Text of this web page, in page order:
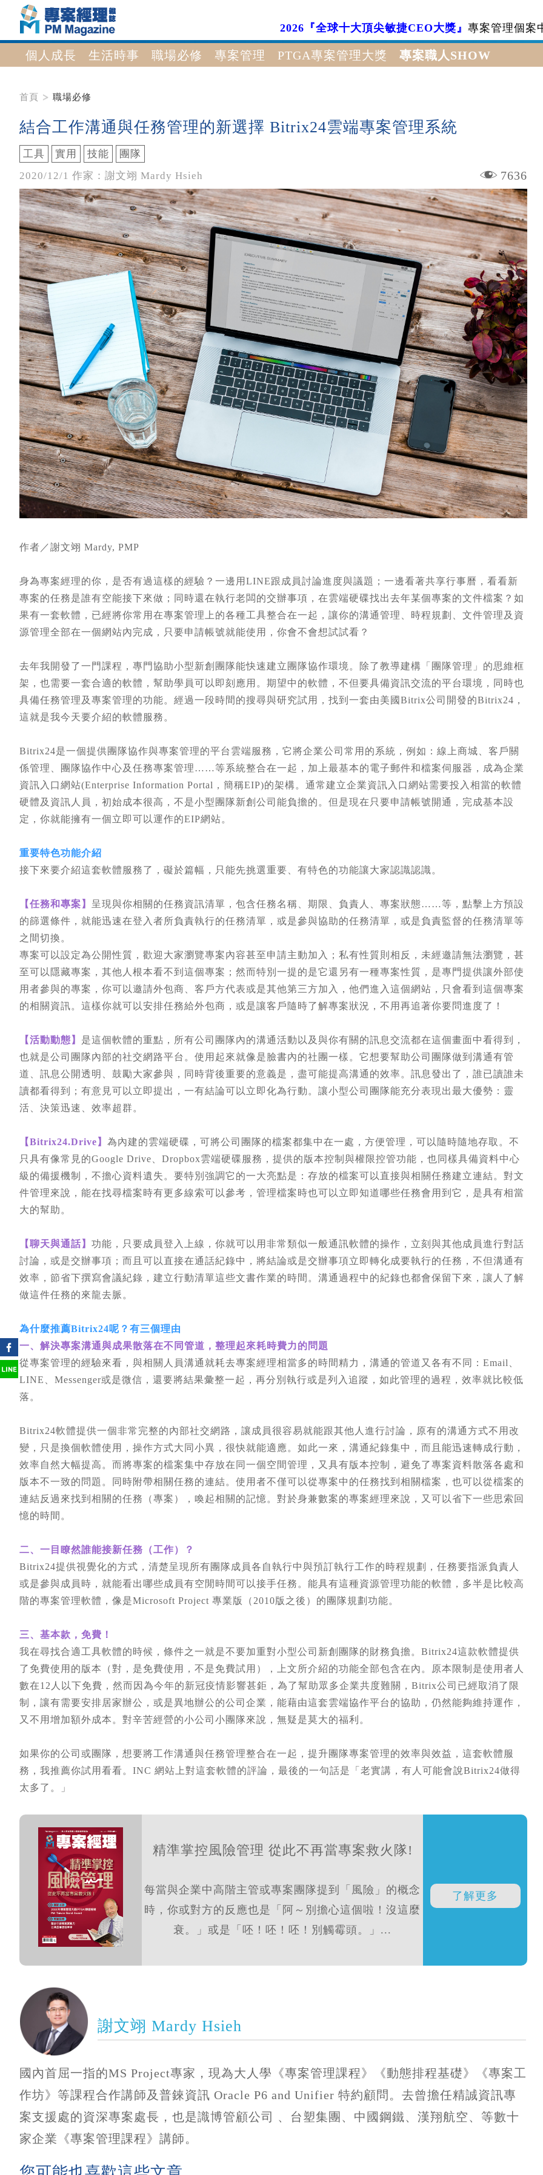
2026『全球十大頂尖敏捷CEO大獎』 專案管理個案
個人成長 生活時事 職場必修 專案管理 PTGA專案管理大獎 專案職人SHOW
首頁 職場必修
結合工作溝通與任務管理的新選擇 Bitrix24雲端專案管理系統
工具 實用 技能
團隊
2020/12/1 作家：謝文翊 Mardy Hsieh
7636
作者／謝文翊 Mardy, PMP
身為專案經理的你，是否有過這樣的經驗？一邊用LINE跟成員討論進度與議題；一邊看著共享行事曆，看看新
專案的任務是誰有空能接下來做；同時還在執行老闆的交辦事項，在雲端硬碟找出去年某個專案的文件檔案？如
果有一套軟體，已經將你常用在專案管理上的各種工具整合在一起，讓你的溝通管理、時程規劃、文件管理及資
源管理全部在一個網站內完成，只要申請帳號就能使用，你會不會想試試看？
去年我開發了一門課程，專門協助小型新創團隊能快速建立團隊協作環境。除了教導建構「團隊管理」的思維框
架，也需要一套合適的軟體，幫助學員可以即刻應用。期望中的軟體，不但要具備資訊交流的平台環境，同時也
具備任務管理及專案管理的功能。經過一段時間的搜尋與研究試用，找到一套由美國Bitrix公司開發的Bitrix24，
這就是我今天要介紹的軟體服務。
Bitrix24是一個提供團隊協作與專案管理的平台雲端服務，它將企業公司常用的系統，例如：線上商城、客戶關
係管理、團隊協作中心及任務專案管理……等系統整合在一起，加上最基本的電子郵件和檔案伺服器，成為企業
資訊入口網站(Enterprise Information Portal，簡稱EIP)的架構。通常建立企業資訊入口網站需要投入相當的軟體
硬體及資訊人員，初始成本很高，不是小型團隊新創公司能負擔的。但是現在只要申請帳號開通，完成基本設
定，你就能擁有一個立即可以運作的EIP網站。
重要特色功能介紹
接下來要介紹這套軟體服務了，礙於篇幅，只能先挑選重要、有特色的功能讓大家認識認識。
【任務和專案】 呈現與你相關的任務資訊清單，包含任務名稱、期限、負責人、專案狀態……等，點擊上方預設
的篩選條件，就能迅速在登入者所負責執行的任務清單，或是參與協助的任務清單，或是負責監督的任務清單等
之間切換。
專案可以設定為公開性質，歡迎大家瀏覽專案內容甚至申請主動加入；私有性質則相反，未經邀請無法瀏覽，甚
至可以隱藏專案，其他人根本看不到這個專案；然而特別一提的是它還另有一種專案性質，是專門提供讓外部使
用者參與的專案，你可以邀請外包商、客戶方代表或是其他第三方加入，他們進入這個網站，只會看到這個專案
的相關資訊。這樣你就可以安排任務給外包商，或是讓客戶隨時了解專案狀況，不用再追著你要問進度了！
【活動動態】 是這個軟體的重點，所有公司團隊內的溝通活動以及與你有關的訊息交流都在這個畫面中看得到，
也就是公司團隊內部的社交網路平台。使用起來就像是臉書內的社團一樣。它想要幫助公司團隊做到溝通有管
道、訊息公開透明、鼓勵大家參與，同時背後重要的意義是，盡可能提高溝通的效率。訊息發出了，誰已讀誰未
讀都看得到；有意見可以立即提出，一有結論可以立即化為行動。讓小型公司團隊能充分表現出最大優勢：靈
活、決策迅速、效率超群。
【Bitrix24.Drive】 為內建的雲端硬碟，可將公司團隊的檔案都集中在一處，方便管理，可以隨時隨地存取。不
只具有像常見的Google Drive、Dropbox雲端硬碟服務，提供的版本控制與權限控管功能，也同樣具備資料中心
級的備援機制，不擔心資料遺失。要特別強調它的一大亮點是：存放的檔案可以直接與相關任務建立連結。對文
件管理來說，能在找尋檔案時有更多線索可以參考，管理檔案時也可以立即知道哪些任務會用到它，是具有相當
大的幫助。
【聊天與通話】 功能，只要成員登入上線，你就可以用非常類似一般通訊軟體的操作，立刻與其他成員進行對話
討論，或是交辦事項；而且可以直接在通話紀錄中，將結論或是交辦事項立即轉化成要執行的任務，不但溝通有
效率，節省下撰寫會議紀錄，建立行動清單這些文書作業的時間。溝通過程中的紀錄也都會保留下來，讓人了解
做這件任務的來龍去脈。
為什麼推薦Bitrix24呢？有三個理由
一、解決專案溝通與成果散落在不同管道，整理起來耗時費力的問題
從專案管理的經驗來看，與相關人員溝通就耗去專案經理相當多的時間精力，溝通的管道又各有不同：Email、
LINE、Messenger或是微信，還要將結果彙整一起，再分別執行或是列入追蹤，如此管理的過程，效率就比較低
落。
Bitrix24軟體提供一個非常完整的內部社交網路，讓成員很容易就能跟其他人進行討論，原有的溝通方式不用改
變，只是換個軟體使用，操作方式大同小異，很快就能適應。如此一來，溝通紀錄集中，而且能迅速轉成行動，
效率自然大幅提高。而將專案的檔案集中存放在同一個空間管理，又具有版本控制，避免了專案資料散落各處和
版本不一致的問題。同時附帶相關任務的連結。使用者不僅可以從專案中的任務找到相關檔案，也可以從檔案的
連結反過來找到相關的任務（專案），喚起相關的記憶。對於身兼數案的專案經理來說，又可以省下一些思索回
憶的時間。
二、一目瞭然誰能接新任務（工作）？
Bitrix24提供視覺化的方式，清楚呈現所有團隊成員各自執行中與預訂執行工作的時程規劃，任務要指派負責人
或是參與成員時，就能看出哪些成員有空閒時間可以接手任務。能具有這種資源管理功能的軟體，多半是比較高
階的專案管理軟體，像是Microsoft Project 專業版（2010版之後）的團隊規劃功能。
三、基本款，免費！
我在尋找合適工具軟體的時候，條件之一就是不要加重對小型公司新創團隊的財務負擔。Bitrix24這款軟體提供
了免費使用的版本（對，是免費使用，不是免費試用），上文所介紹的功能全部包含在內。原本限制是使用者人
數在12人以下免費，然而因為今年的新冠疫情影響甚鉅，為了幫助眾多企業共度難關，Bitrix公司已經取消了限
制，讓有需要安排居家辦公，或是異地辦公的公司企業，能藉由這套雲端協作平台的協助，仍然能夠維持運作，
又不用增加額外成本。對辛苦經營的小公司小團隊來說，無疑是莫大的福利。
如果你的公司或團隊，想要將工作溝通與任務管理整合在一起，提升團隊專案管理的效率與效益，這套軟體服
務，我推薦你試用看看。INC 網站上對這套軟體的評論，最後的一句話是「老實講，有人可能會說Bitrix24做得
太多了。」
精準掌控風險管理 從此不再當專案救火隊!
每當與企業中高階主管或專案團隊提到「風險」的概念
時，你或對方的反應也是「阿～別擔心這個啦！沒這麼
衰。」或是「呸！呸！呸！別觸霉頭。」...
謝文翊 Mardy Hsieh
國內首屈一指的MS Project專家，現為大人學《專案管理課程》《動態排程基礎》《專案工
作坊》等課程合作講師及普錸資訊 Oracle P6 and Unifier 特約顧問。去曾擔任精誠資訊專
案支援處的資深專案處長，也是識博管顧公司 、台塑集團、中國鋼鐵、漢翔航空、等數十
家企業《專案管理課程》講師。